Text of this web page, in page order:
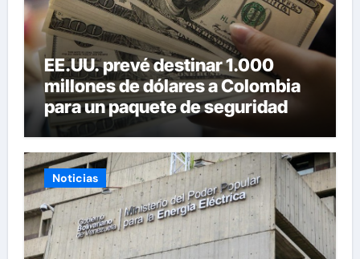
EE.UU. prevé destinar 1.000
millones de dólares a Colombia
para un paquete de seguridad
Noticias